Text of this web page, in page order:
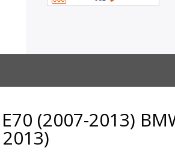
(2007-2013)
2013)